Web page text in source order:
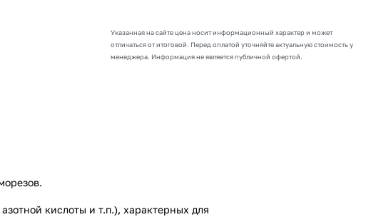
Указанная на сайте цена носит информационный характер и может
отличаться от итоговой. Перед оплатой уточняйте актуальную стоимость у
менеджера. Информация не является публичной офертой.
кислоты и т.п.), характерных для